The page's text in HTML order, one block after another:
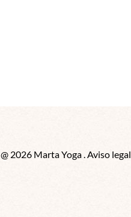
@ 2026 Marta Yoga . Aviso legal